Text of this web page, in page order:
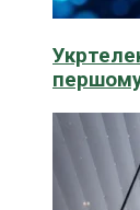
першому